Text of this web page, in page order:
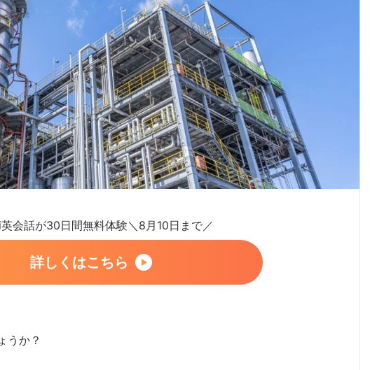
会話が30日間無料体験＼8月10日まで／
詳しくはこちら
うか？